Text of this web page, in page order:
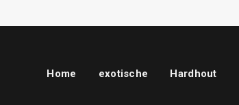
Home exotische Hardhout